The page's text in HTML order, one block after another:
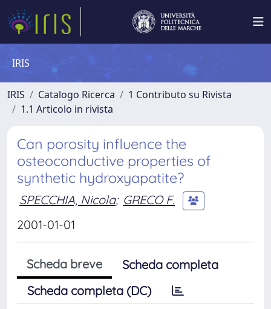
IRIS
IRIS Catalogo Ricerca
1 Contributo su Rivista
1.1 Articolo in rivista
Can porosity influence the
osteoconductive properties of
synthetic hydroxyapatite?
SPECCHIA, Nicola; GRECO F.
2001-01-01
Scheda breve
Scheda completa
Scheda completa (DC)